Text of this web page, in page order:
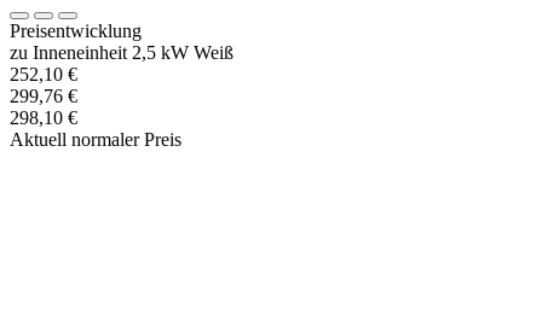
Preisentwicklung
zu Inneneinheit 2,5 kW Weiß
252,10 €
299,76 €
298,10 €
Aktuell normaler Preis